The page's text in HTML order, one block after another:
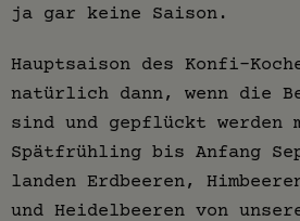
ja gar keine Saison.
Hauptsaison des Konfi-
natürlich dann, wenn die
sind und gepflückt werden
Spätfrühling bis Anfang
landen Erdbeeren,
und Heidelbeeren von